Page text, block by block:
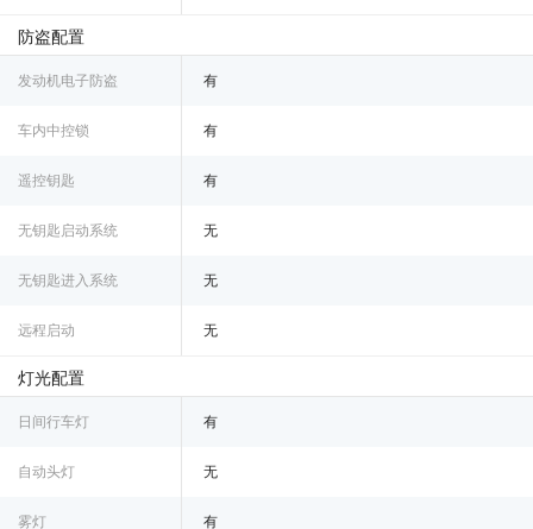
防盗配置
发动机电子防盗 有
车内中控锁 有
遥控钥匙 有
无钥匙启动系统 无
无钥匙进入系统 无
远程启动 无
灯光配置
日间行车灯 有
自动头灯 无
雾灯 有